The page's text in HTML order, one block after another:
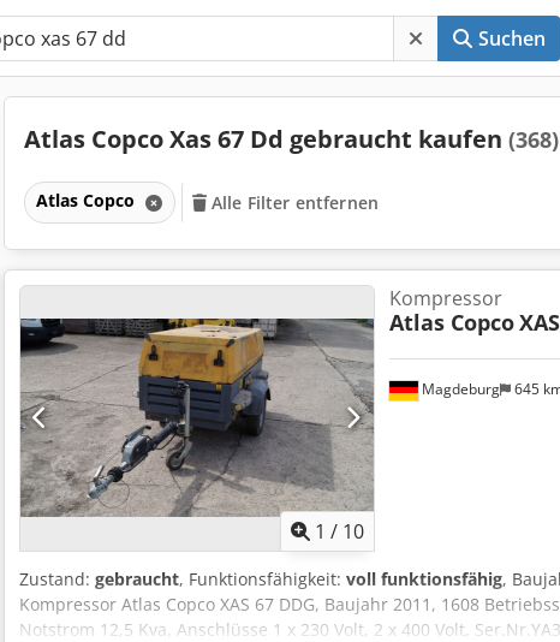
Suchen
Atlas Copco Xas 67 Dd gebraucht kaufen (368)
Atlas Copco Alle Filter entfernen
1 / 10
Magdeburg 645
Kompressor
Atlas Copco
Zustand: gebraucht, Funktionsfähigkeit: voll funktionsfähig,
Kompressor Atlas Copco XAS 67 DDG, Baujahr 2011, 1608
Notstrom 12,5 Kva, Anschlüsse 1 x 230 Volt, 2 x 400 Volt,